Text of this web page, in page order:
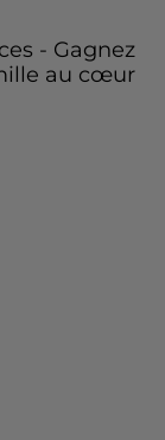
- Gagnez
au cœur